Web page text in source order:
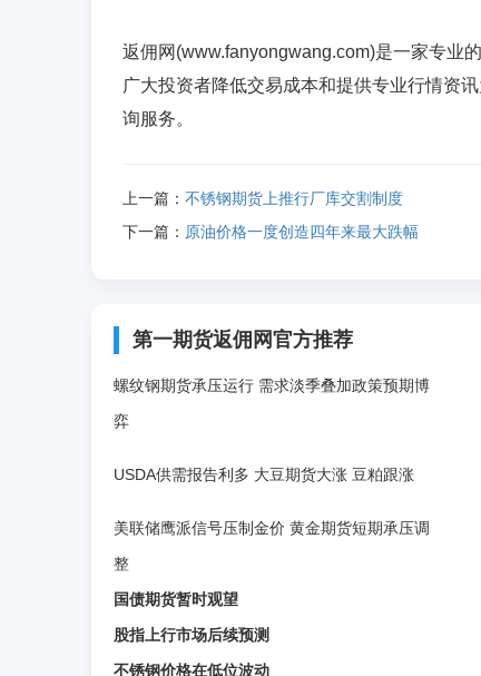
返佣网(www.fanyongwang.com)是一家专业
广大投资者降低交易成本和提供专业行情资
询服务。
上一篇： 不锈钢期货上推行厂库交割制度
下一篇： 原油价格一度创造四年来最大跌幅
第一期货返佣网官方推荐
螺纹钢期货承压运行 需求淡季叠加政策预期博
弈
USDA供需报告利多 大豆期货大涨 豆粕跟涨
美联储鹰派信号压制金价 黄金期货短期承压调
整
国债期货暂时观望
股指上行市场后续预测
不锈钢价格在低位波动